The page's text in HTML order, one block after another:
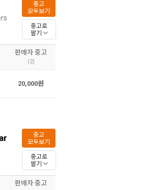
중고
모두보기
중고로
팔기
판매자 중고
(2)
20,000원
중고
모두보기
중고로
팔기
판매자 중고